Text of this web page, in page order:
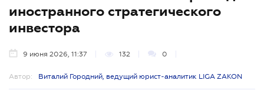
иностранного стратегического
инвестора
9 июня 2026, 11:37 132 0
Автор: Виталий Городний, ведущий юрист-аналитик LIGA ZAKON